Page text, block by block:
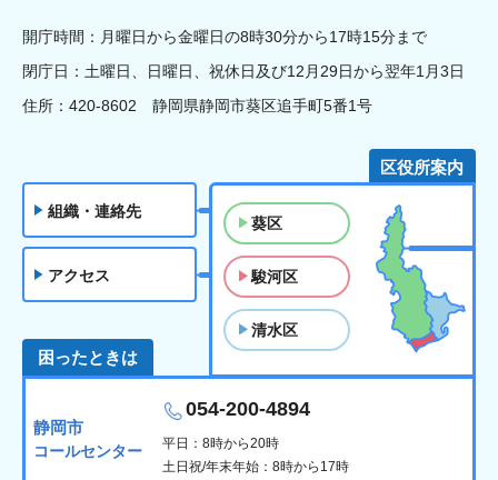
開庁時間：月曜日から金曜日の8時30分から17時15分まで
閉庁日：土曜日、日曜日、祝休日及び12月29日から翌年1月3日
住所：420-8602 静岡県静岡市葵区追手町5番1号
組織・連絡先
アクセス
区役所案内
葵区
駿河区
清水区
困ったときは
静岡市
コールセンター
054-200-4894
平日：8時から20時
土日祝/年末年始：8時から17時